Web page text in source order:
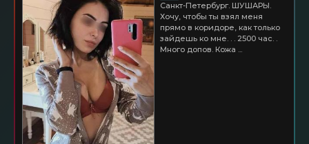
Санкт-Петербург. ШУШАРЫ.
Хочу, чтобы ты взял меня
прямо в коридоре, как только
зайдешь ко мне. . . 2500 час. .
Много допов. Кожа ...